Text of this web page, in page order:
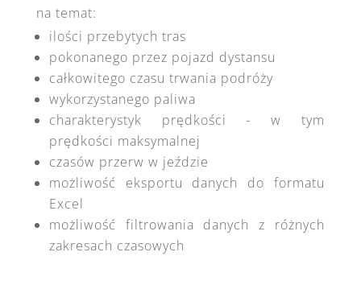
na temat:
ilości przebytych tras
pokonanego przez pojazd dystansu
całkowitego czasu trwania podróży
wykorzystanego paliwa
charakterystyk prędkości - w tym
prędkości maksymalnej
czasów przerw w jeździe
możliwość eksportu danych do formatu
Excel
możliwość filtrowania danych z różnych
zakresach czasowych